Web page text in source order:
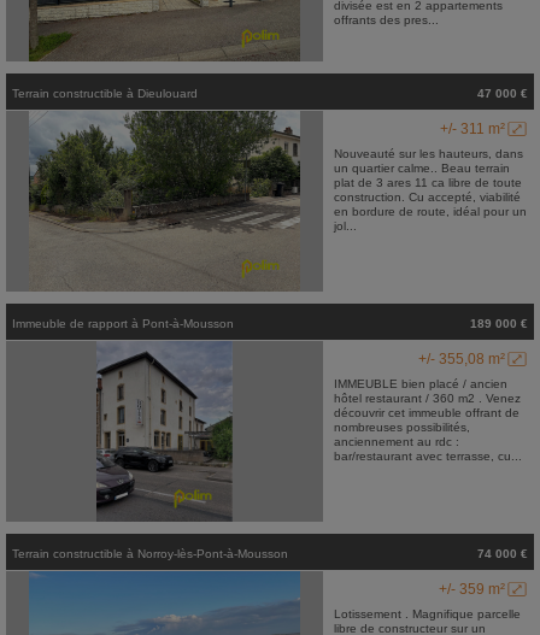
divisée est en 2 appartements
offrants des pres...
Terrain constructible à Dieulouard 47 000 €
+/- 311 m²
Nouveauté sur les hauteurs, dans
un quartier calme.. Beau terrain
plat de 3 ares 11 ca libre de toute
construction. Cu accepté, viabilité
en bordure de route, idéal pour un
jol...
Immeuble de rapport à Pont-à-Mousson 189 000 €
+/- 355,08 m²
IMMEUBLE bien placé / ancien
hôtel restaurant / 360 m2 . Venez
découvrir cet immeuble offrant de
nombreuses possibilités,
anciennement au rdc :
bar/restaurant avec terrasse, cu...
Terrain constructible à Norroy-lès-Pont-à-Mousson 74 000 €
+/- 359 m²
Lotissement . Magnifique parcelle
libre de constructeur sur un